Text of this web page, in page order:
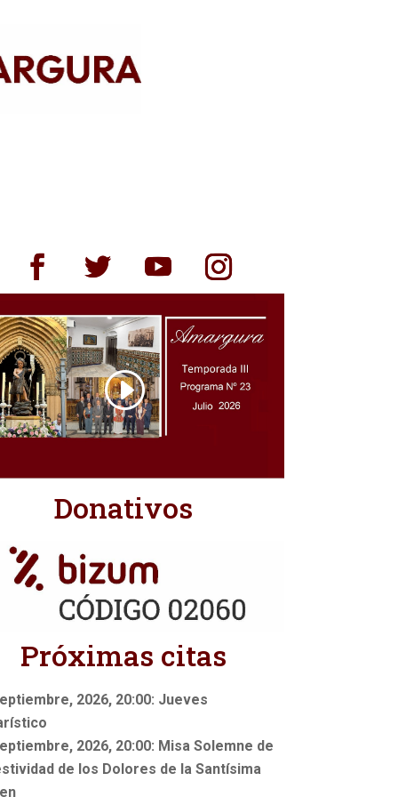
Donativos
Próximas citas
2026, 20:00: Jueves
2026, 20:00: Misa Solemne de
de los Dolores de la Santísima